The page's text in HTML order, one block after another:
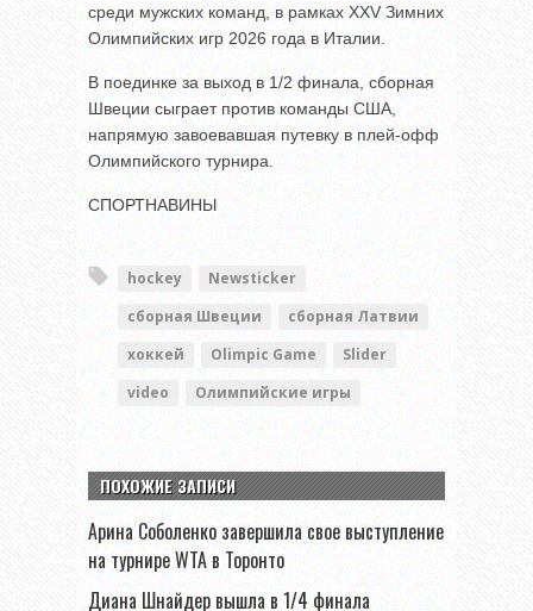
среди мужских команд, в рамках XXV Зимних
Олимпийских игр 2026 года в Италии.
В поединке за выход в 1/2 финала, сборная
Швеции сыграет против команды США,
напрямую завоевавшая путевку в плей-офф
Олимпийского турнира.
СПОРТНАВИНЫ
hockey
Newsticker
сборная Швеции
сборная Латвии
хоккей
Olimpic Game
Slider
video
Олимпийские игры
ПОХОЖИЕ ЗАПИСИ
Арина Соболенко завершила свое выступление
на турнире WTA в Торонто
Диана Шнайдер вышла в 1/4 финала